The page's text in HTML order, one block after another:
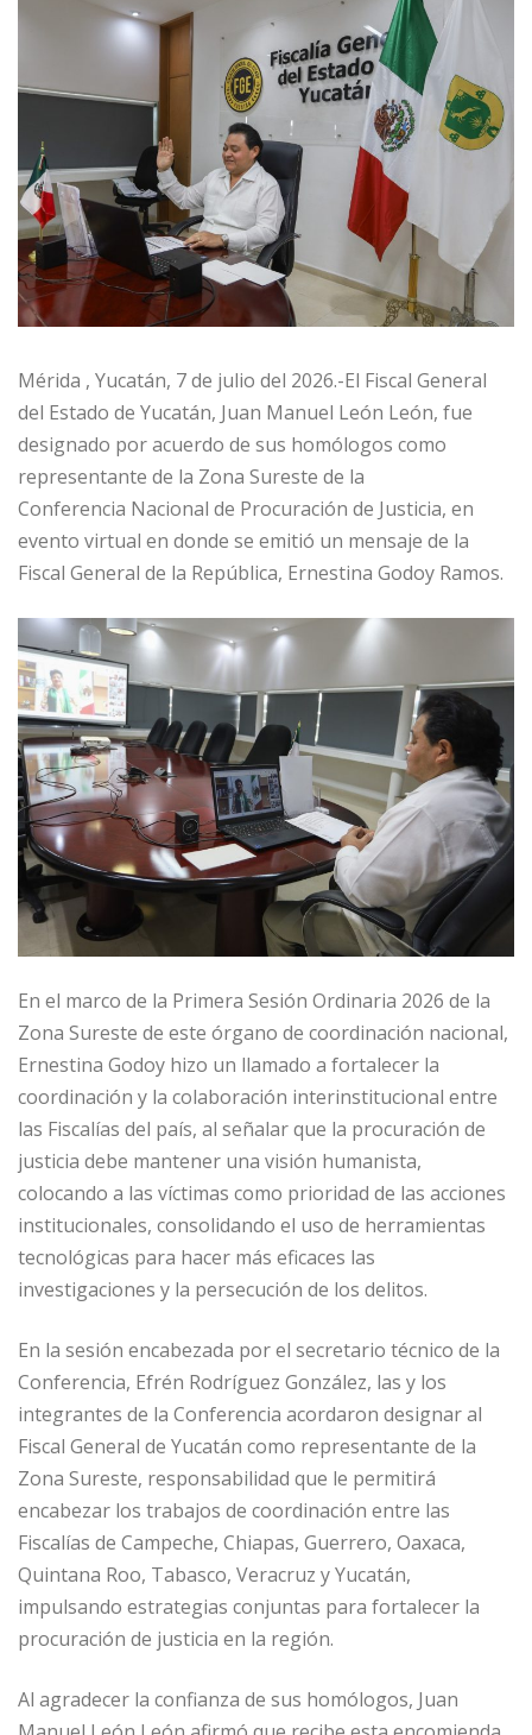
Mérida , Yucatán, 7 de julio del 2026.-El Fiscal General
del Estado de Yucatán, Juan Manuel León León, fue
designado por acuerdo de sus homólogos como
representante de la Zona Sureste de la
Conferencia Nacional de Procuración de Justicia, en
evento virtual en donde se emitió un mensaje de la
Fiscal General de la República, Ernestina Godoy Ramos.
En el marco de la Primera Sesión Ordinaria 2026 de la
Zona Sureste de este órgano de coordinación nacional,
Ernestina Godoy hizo un llamado a fortalecer la
coordinación y la colaboración interinstitucional entre
las Fiscalías del país, al señalar que la procuración de
justicia debe mantener una visión humanista,
colocando a las víctimas como prioridad de las acciones
institucionales, consolidando el uso de herramientas
tecnológicas para hacer más eficaces las
investigaciones y la persecución de los delitos.
En la sesión encabezada por el secretario técnico de la
Conferencia, Efrén Rodríguez González, las y los
integrantes de la Conferencia acordaron designar al
Fiscal General de Yucatán como representante de la
Zona Sureste, responsabilidad que le permitirá
encabezar los trabajos de coordinación entre las
Fiscalías de Campeche, Chiapas, Guerrero, Oaxaca,
Quintana Roo, Tabasco, Veracruz y Yucatán,
impulsando estrategias conjuntas para fortalecer la
procuración de justicia en la región.
Al agradecer la confianza de sus homólogos, Juan